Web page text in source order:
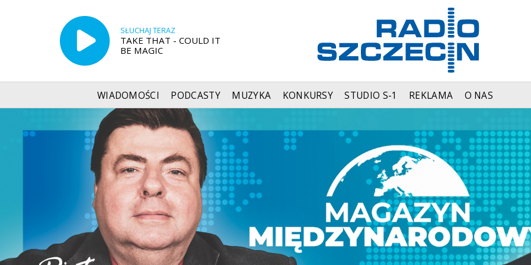
SŁUCHAJ TERAZ
TAKE THAT - COULD IT
BE MAGIC
WIADOMOŚCI PODCASTY MUZYKA KONKURSY STUDIO S-1 REKLAMA O NAS